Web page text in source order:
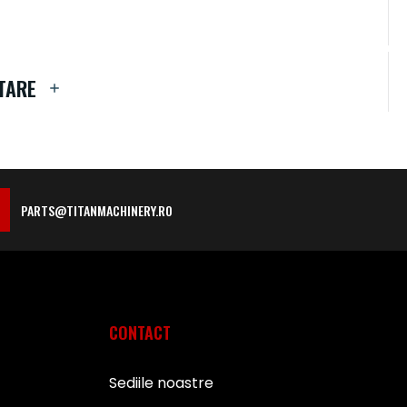
PARTS@TITANMACHINERY.RO
CONTACT
Sediile noastre